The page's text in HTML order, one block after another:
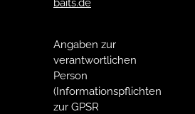
baits.de
Angaben zur
verantwortlichen
Person
(Informationspflichten
zur GPSR